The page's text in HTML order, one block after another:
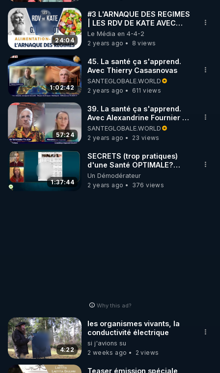
24:04
#3 L'ARNAQUE DES REGIMES
| LES RDV DE KATE AVEC
GILLES LARTIGOT -
ALIMENTATION BIEN-ÊTRE
Le Média en 4-4-2
2 years ago
8 views
1:02:42
45. La santé ça s'apprend.
Avec Thierry Casasnovas
SANTEGLOBALE.WORLD
2 years ago
611 views
57:24
39. La santé ça s'apprend.
Avec Alexandrine Fournier et
Tal Schaller
SANTEGLOBALE.WORLD
2 years ago
23 views
1:37:44
SECRETS (trop pratiques)
d'une Santé OPTIMALE?
Alimentation Vivante, Jeûne
et Purge..
Un Démodérateur
2 years ago
376 views
Why this ad?
4:22
les organismes vivants, la
conductivité électrique
si j'avions su
2 weeks ago
2 views
Teaser émission spéciale